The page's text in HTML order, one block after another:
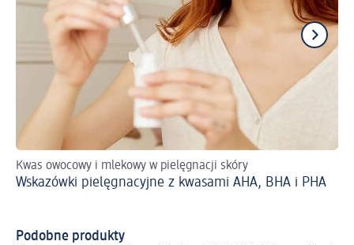
Kwas owocowy i mlekowy w pielęgnacji skóry
Wskazówki pielęgnacyjne z kwasami AHA, BHA i PHA
Podobne produkty